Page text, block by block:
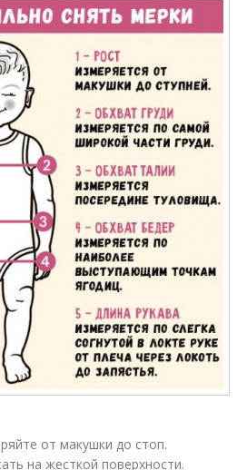
от макушки до стоп.
на жесткой поверхности.